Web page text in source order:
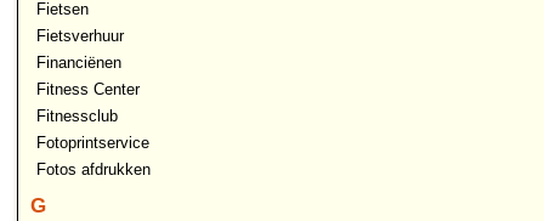
Fietsen
Fietsverhuur
Financiënen
Fitness Center
Fitnessclub
Fotoprintservice
Fotos afdrukken
G